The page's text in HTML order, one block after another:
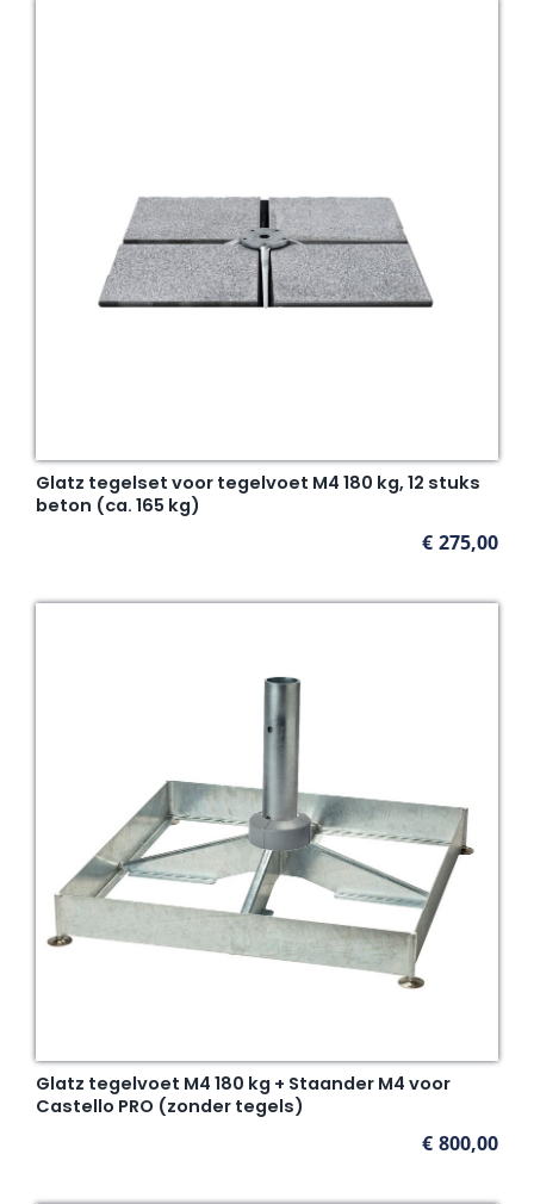
Glatz tegelset voor tegelvoet M4 180 kg, 12 stuks
beton (ca. 165 kg)
€ 275,00
Glatz tegelvoet M4 180 kg + Staander M4 voor
Castello PRO (zonder tegels)
€ 800,00